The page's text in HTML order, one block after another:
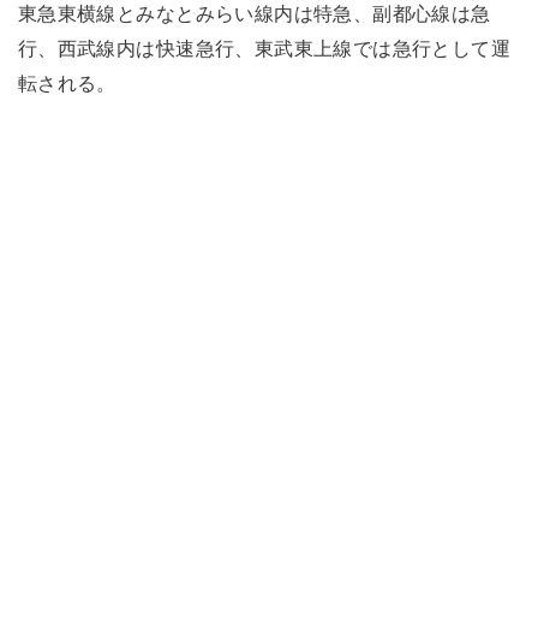
東急東横線とみなとみらい線内は特急、副都心線は急
行、西武線内は快速急行、東武東上線では急行として運
転される。